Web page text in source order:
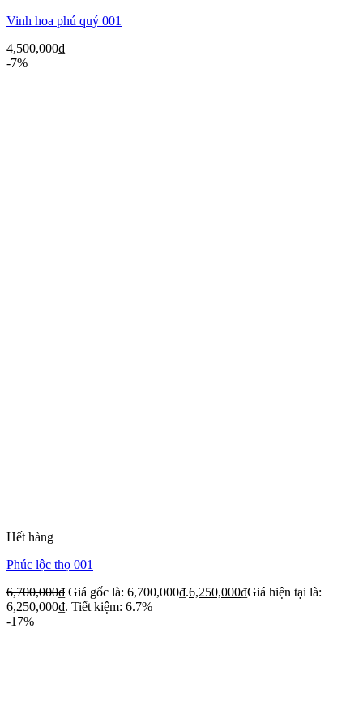
Vinh hoa phú quý 001
4,500,000₫
-7%
Hết hàng
Phúc lộc thọ 001
6,700,000₫ Giá gốc là: 6,700,000₫.6,250,000₫Giá hiện tại là:
6,250,000₫. Tiết kiệm: 6.7%
-17%